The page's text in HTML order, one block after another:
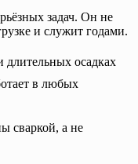
задач. Он не
и служит годами.
осадках
в любых
сваркой, а не